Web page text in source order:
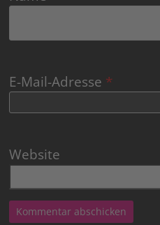
E-Mail-Adresse *
Website